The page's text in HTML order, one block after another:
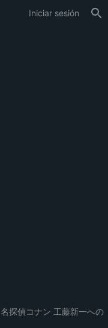
Iniciar sesión
名探偵コナン 工藤新一への